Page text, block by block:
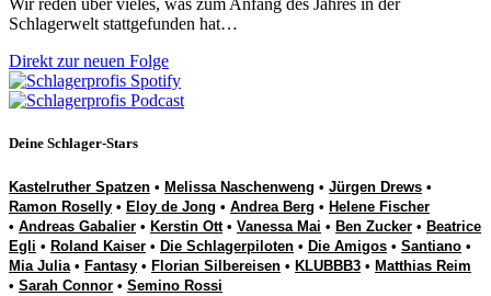
Wir reden über vieles, was zum Anfang des Jahres in der
Schlagerwelt stattgefunden hat…
Direkt zur neuen Folge
Deine Schlager-Stars
Kastelruther Spatzen • Melissa Naschenweng • Jürgen Drews •
Ramon Roselly • Eloy de Jong • Andrea Berg • Helene Fischer
• Andreas Gabalier • Kerstin Ott• Vanessa Mai • Ben Zucker • Beatrice
Egli • Roland Kaiser • Die Schlagerpiloten • Die Amigos • Santiano •
Mia Julia• Fantasy • Florian Silbereisen • KLUBBB3 • Matthias Reim
• Sarah Connor • Semino Rossi